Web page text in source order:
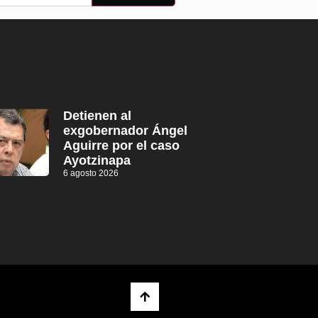
Detienen al
exgobernador Ángel
Aguirre por el caso
Ayotzinapa
6 agosto 2026